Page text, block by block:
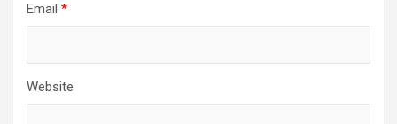
Email *
Website